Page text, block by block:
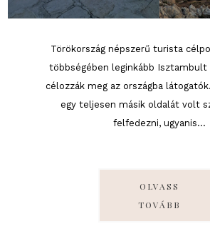
Törökország népszerű turista
többségében leginkább Isztambult
célozzák meg az országba
egy teljesen másik oldalát volt
felfedezni, ugyanis...
OLVASS
TOVÁBB